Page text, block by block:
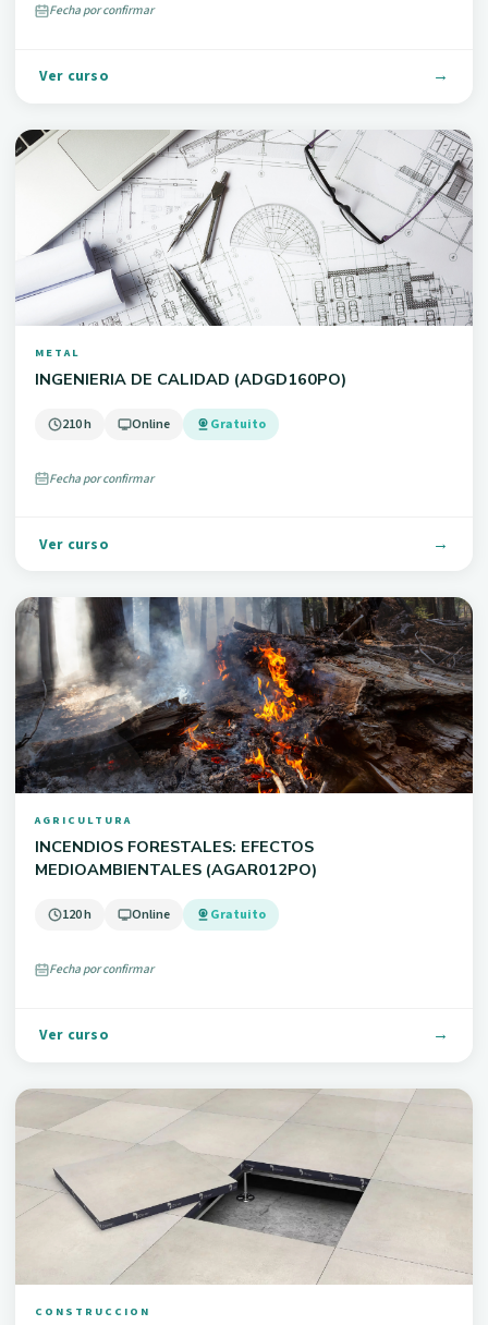
Fecha por confirmar
Ver curso
METAL
INGENIERIA DE CALIDAD (ADGD160PO)
210 h Online Gratuito
Fecha por confirmar
Ver curso
AGRICULTURA
INCENDIOS FORESTALES: EFECTOS
MEDIOAMBIENTALES (AGAR012PO)
120 h Online Gratuito
Fecha por confirmar
Ver curso
CONSTRUCCION